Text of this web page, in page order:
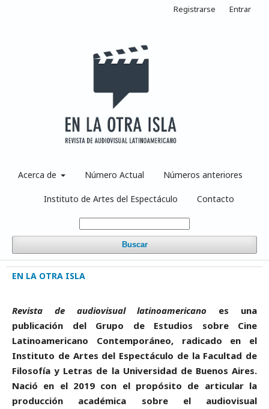
Acerca de Número Actual Números anteriores
Instituto de Artes del Espectáculo Contacto
Buscar
Registrarse Entrar
EN LA OTRA ISLA
Revista de audiovisual latinoamericano es una
publicación del Grupo de Estudios sobre Cine
Latinoamericano Contemporáneo, radicado en el
Instituto de Artes del Espectáculo de la Facultad de
Filosofía y Letras de la Universidad de Buenos Aires.
Nació en el 2019 con el propósito de articular la
producción académica sobre el audiovisual